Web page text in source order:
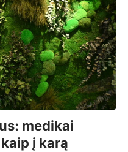
medikai
į karą